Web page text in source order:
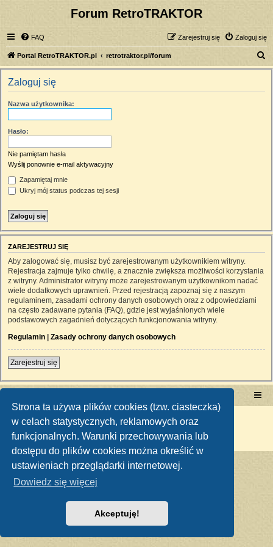
Strona ta używa plików cookies (tzw. ciasteczka)
w celach statystycznych, reklamowych oraz
funkcjonalnych. Warunki przechowywania lub
dostępu do plików cookies można określić w
ustawieniach przeglądarki internetowej.
Dowiedz się więcej
Akceptuję!
Forum RetroTRAKTOR
FAQ Zaloguj się
Zarejestruj się
Portal RetroTRAKTOR.pl retrotraktor.pl/forum
z
Zaloguj się
Nazwa użytkownika:
Hasło:
Nie pamiętam hasła
Wyślij ponownie e-mail aktywacyjny
Zapamiętaj mnie
Ukryj mój status podczas tej sesji
ZAREJESTRUJ SIĘ
Aby zalogować się, musisz być zarejestrowanym użytkownikiem witryny.
Rejestracja zajmuje tylko chwilę, a znacznie zwiększa możliwości korzystania
z witryny. Administrator witryny może zarejestrowanym użytkownikom nadać
wiele dodatkowych uprawnień. Przed rejestracją zapoznaj się z naszym
regulaminem, zasadami ochrony danych osobowych oraz z odpowiedziami
na często zadawane pytania (FAQ), gdzie jest wyjaśnionych wiele
podstawowych zagadnień dotyczących funkcjonowania witryny.
Regulamin | Zasady ochrony danych osobowych
Zarejestruj się
Technologię dostarcza phpBB ® Forum Software © phpBB Limited
Polski pakiet językowy dostarcza
Zasady ochrony danych osobowych|Regulamin